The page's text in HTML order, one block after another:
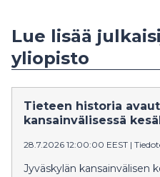
Lue lisää
yliopisto
Tieteen historia
kansainvälisessä
28.7.2026 12:00:00 EEST |
Jyväskylän kansainvälisen